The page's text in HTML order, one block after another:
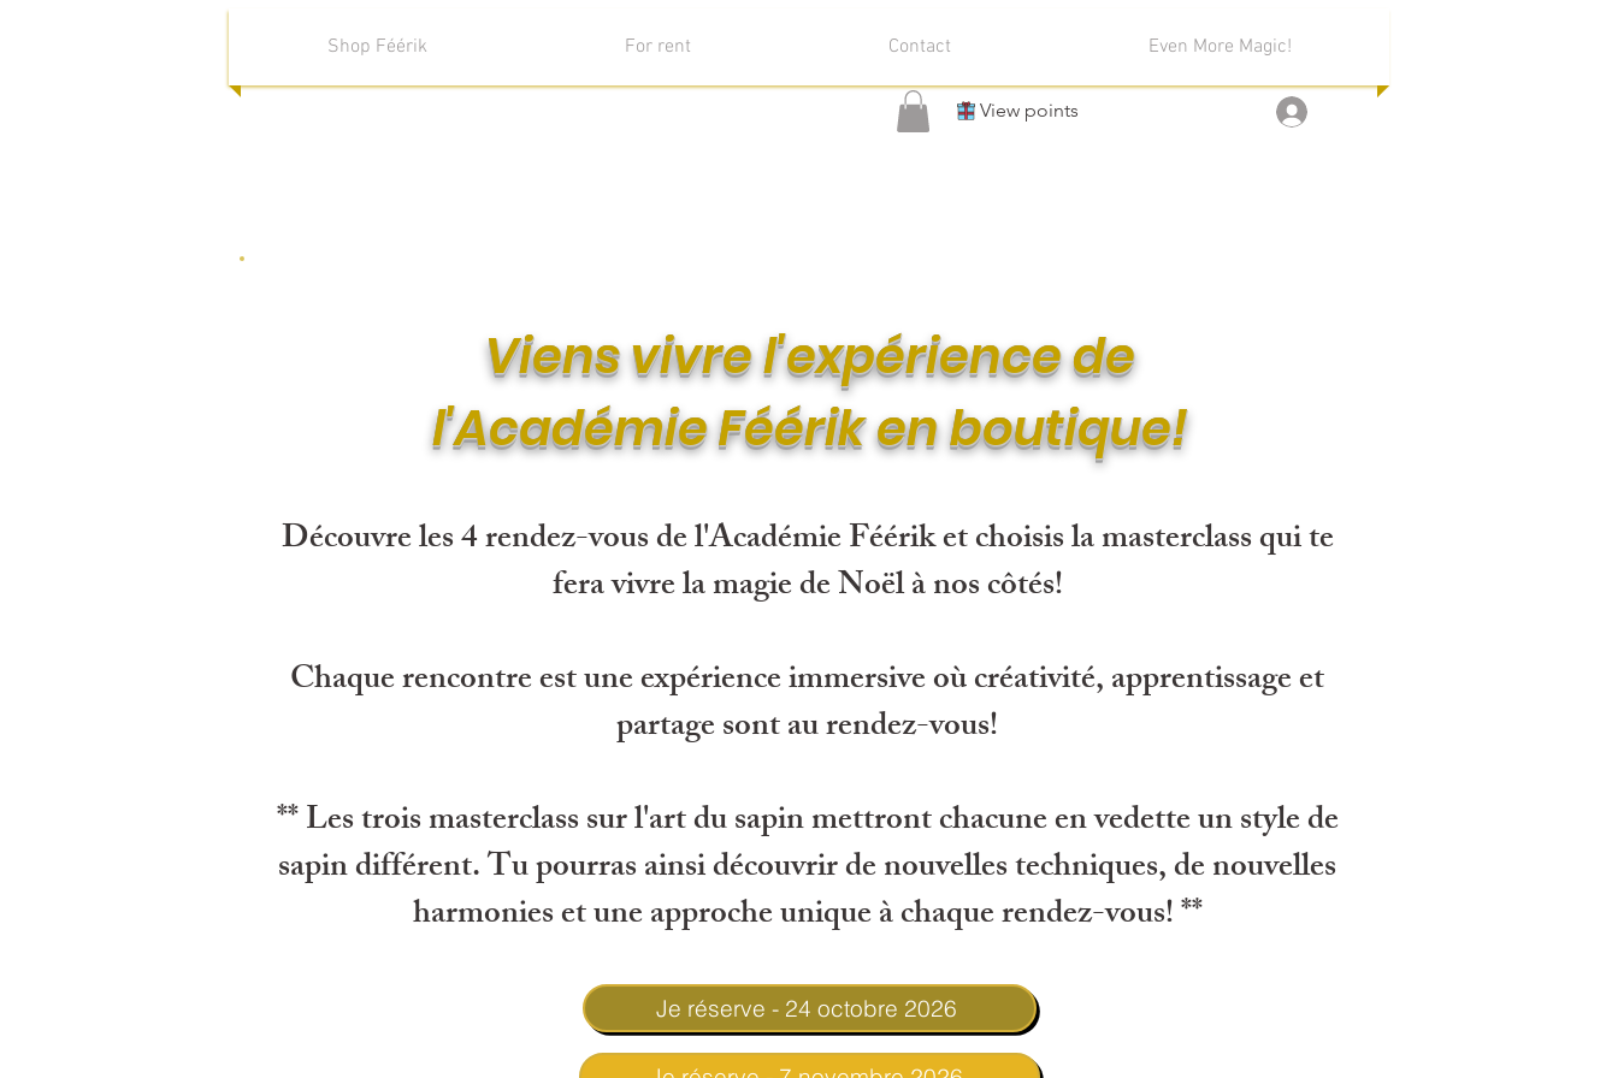
Shop Féérik For rent Contact Even More Magic!
View points
Viens vivre l'expérience de
l'Académie Féérik en boutique!
Découvre les 4 rendez-vous de l'Académie Féérik et choisis la masterclass qui te
fera vivre la magie de Noël à nos côtés!
Chaque rencontre est une expérience immersive où créativité, apprentissage et
partage sont au rendez-vous!
** Les trois masterclass sur l'art du sapin mettront chacune en vedette un style de
sapin différent. Tu pourras ainsi découvrir de nouvelles techniques, de nouvelles
harmonies et une approche unique à chaque rendez-vous! **
Je réserve - 24 octobre 2026